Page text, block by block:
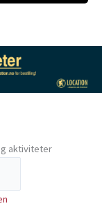
aktiviteter